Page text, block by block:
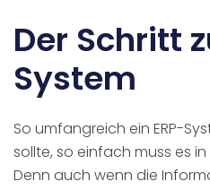
Der Schritt
System
So umfangreich ein ERP-
sollte, so einfach muss es
Denn auch wenn die